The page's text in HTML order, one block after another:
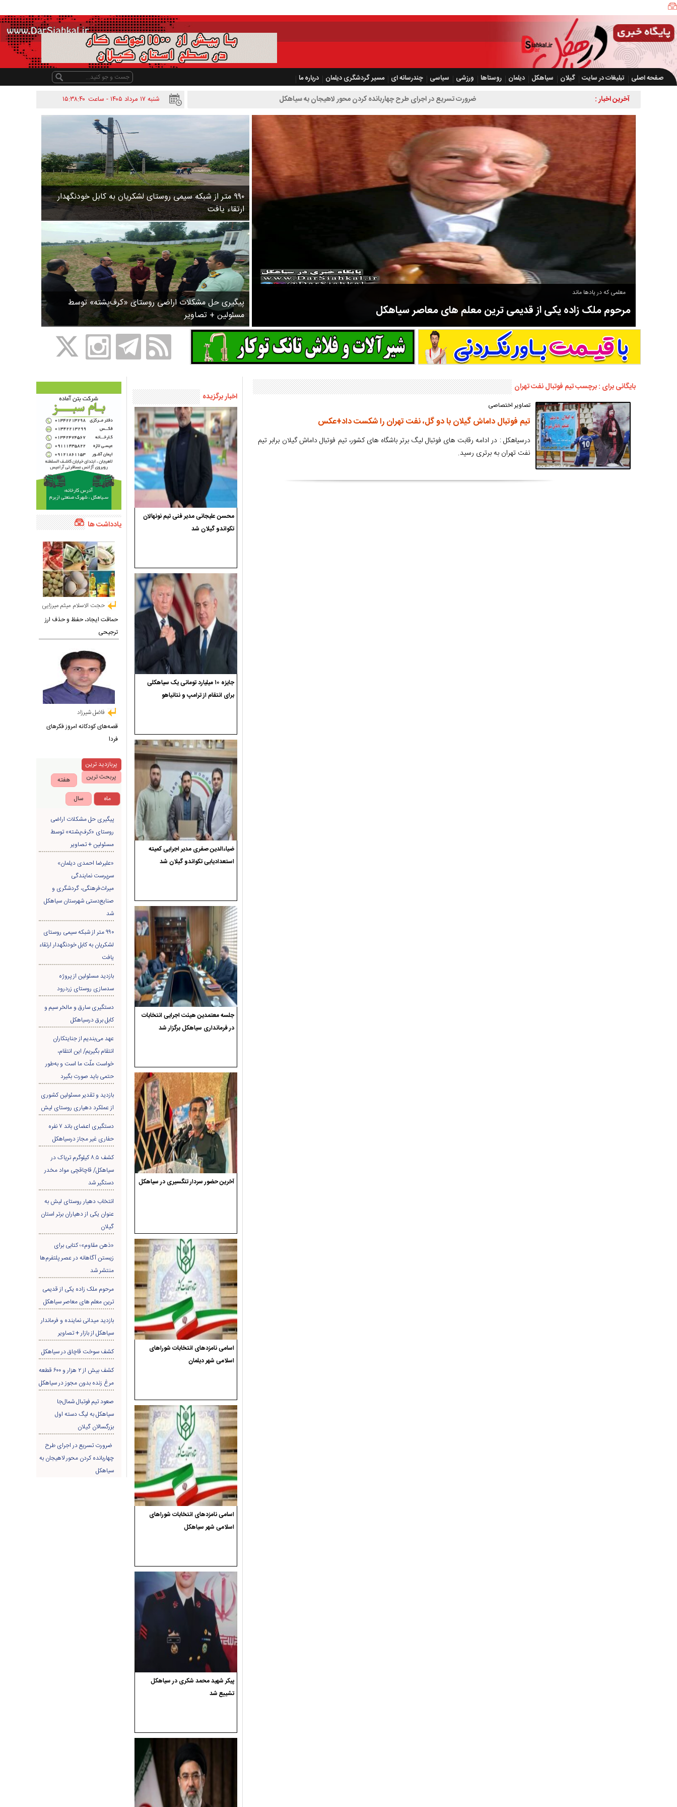
صفحه اصلی تبلیغات در سایت گیلان سیاهکل دیلمان روستاها ورزشی سیاسی چندرسانه ای مسیر گردشگری دیلمان
درباره ما
شنبه ۱۷ مرداد ۱۴۰۵ - ساعت
۱۵:۳۸:۴۰ آخرین اخبار : ضرورت تسریع در اجرای طرح چهاربانده کردن محور لاهیجان به سیاهکل
۹۹۰ متر از شبکه سیمی روستای لشکریان به کابل خودنگهدار
ارتقاء یافت
پیگیری حل مشکلات اراضی روستای «کرف‌پشته» توسط
مسئولین + تصاویر
معلمی که در یادها ماند
مرحوم ملک زاده یکی از قدیمی ترین معلم های معاصر سیاهکل
مرحوم ملک زاده از سال ۱۳۲۷ شروع به تدریس در مدارس سیاهکل کرد و در ۳۱ سال خدمت خود، علاوه بر تدریس در کلاس اول، معلم نهضت
سوادآموزی و عضو موسس مدرسه اورنگ سیاهکل نیز بود و در سال ۱۳۵۸ بازنشست شد.
بایگانی برای : برچسب تیم فوتبال نفت تهران
تصاویر اختصاصی
تیم فوتبال داماش گیلان با دو گل، نفت تهران را شکست داد+عکس
درسیاهکل : در ادامه رقابت های فوتبال لیگ برتر باشگاه های کشور، تیم فوتبال داماش گیلان برابر تیم
نفت تهران به برتری رسید.
اخبار برگزیده
محسن علیجانی مدیر فنی تیم نونهالان
تکواندو گیلان شد
جایزه ۱۰ میلیارد تومانی یک سیاهکلی
برای انتقام از ترامپ و نتانیاهو
ضیاءالدین صفری مدیر اجرایی کمیته
استعدادیابی تکواندو گیلان شد
جلسه معتمدین هیئت اجرایی انتخابات
در فرمانداری سیاهکل برگزار شد
آخرین حضور سردار تنگسیری در سیاهکل
اسامی نامزدهای انتخابات شوراهای
اسلامی شهر دیلمان
اسامی نامزدهای انتخابات شوراهای
اسلامی شهر سیاهکل
پیکر شهید محمد شکری در سیاهکل
تشییع شد
یادداشت ها
حجت الاسلام میثم میرزایی
حماقت ایجاد، حفظ و حذف ارز
ترجیحی
فاضل شیرزاد
قصه‌های کودکانه امروز فکرهای
فردا
پربازدید ترین
پربحث ترین
هفته
ماه
سال
پیگیری حل مشکلات اراضی
روستای «کرف‌پشته» توسط
مسئولین + تصاویر
«علیرضا احمدی دیلمان»
سرپرست نمایندگی
میراث‌فرهنگی، گردشگری و
صنایع‌دستی شهرستان سیاهکل
شد
۹۹۰ متر از شبکه سیمی روستای
لشکریان به کابل خودنگهدار ارتقاء
یافت
بازدید مسئولین از پروژه
سدسازی روستای زردرود
دستگیری سارق و مالخر سیم و
کابل برق درسیاهکل
عهد می‌بندیم از جنایتکاران
انتقام بگیریم/ این انتقام،
خواست ملّت ما است و به‌طور
حتمی باید صورت بگیرد
بازدید و تقدیر مسئولین کشوری
از عملکرد دهیاری روستای لیش
دستگیری اعضای باند ۷ نفره
حفاری غير مجاز درسیاهکل
کشف ۸.۵ کیلوگرم تریاک در
سیاهکل/ قاچاقچی مواد مخدر
دستگیر شد
انتخاب دهیار روستای لیش به
عنوان یکی از دهیاران برتر استان
گیلان
«ذهن مقاوم»؛ کتابی برای
زیستن آگاهانه در عصر پلتفرم‌ها
منتشر شد
مرحوم ملک زاده یکی از قدیمی
ترین معلم های معاصر سیاهکل
بازدید میدانی نماینده و فرماندار
سیاهکل از بازار + تصاویر
کشف سوخت قاچاق در سياهکل
کشف بیش از ۲ هزار و ۶۰۰ قطعه
مرغ زنده بدون مجوز در سیاهکل
صعود تیم فوتبال شمال‌جا‌
سیاهکل به لیگ دسته اول
بزرگسالان گیلان
ضرورت تسریع در اجرای طرح
چهاربانده کردن محور لاهیجان به
سیاهکل